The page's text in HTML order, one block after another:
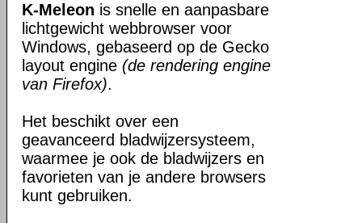
K-Meleon is snelle en aanpasbare
lichtgewicht webbrowser voor
Windows, gebaseerd op de Gecko
layout engine (de rendering engine
van Firefox).
Het beschikt over een
geavanceerd bladwijzersysteem,
waarmee je ook de bladwijzers en
favorieten van je andere browsers
kunt gebruiken.